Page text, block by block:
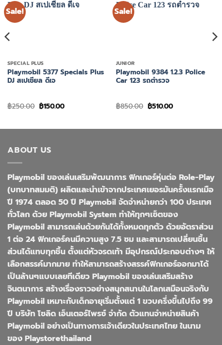
Sale!
SPECIAL PLUS
Playmobil 5377 Specials Plus
DJ สเปเชียล ดีเจ
฿250.00 Original
price
฿150.00Current
Sale!
JUNIOR
Playmobil 9384 1.2.3 Police
Car 123 รถตำรวจ
฿850.00 Original
price
฿510.00Current
ABOUT US
Playmobil ของเล่นเสริมพัฒนาการ ฟิกเกอร์หุ่นต่อ Role-Play
(บทบาทสมมติ) ผลิตและนำเข้าจากประเทศเยอรมันครั้งแรกเมือ
ปี 1974 ตลอด 50 ปี Playmobil จัดจำหน่ายกว่า 100 ประเทศ
ทั่วโลก ด้วย Playmobil System ทำให้ทุกๆเซ็ตของ
Playmobil สามารถเล่นด้วยกันได้ทั้งหมดทุกตัว ด้วยอัตราส่วน
1 ต่อ 24 ฟิกเกอร์คนมีความสูง 7.5 ซม และสามารถเปลี่ยนชิ้น
ส่วนได้แทบทุกชิ้น ตั้งแต่หัวจรดเท้า มีอุปกรณ์ประกอบต่างๆ ให้
เลือกสรรค์มากมาย ทำให้สามารถสร้างสรรค์ฟิกเกอร์ออกมาได้
เป็นล้านๆแบบเลยทีเดียว Playmobil ของเล่นเสริมสร้าง
จินตนาการ สร้างเรื่องราวอย่างสนุกสนานในโลกเสมือนจริงกับ
Playmobil เหมาะกับเด็กอายุเริ่มตั้งแต่ 1 ขวบครึ่งขึ้นไปถึง 99
ปี บริษัท โซลิด เอ็นเตอร์ไพรซ์ จำกัด ตัวแทนจำหน่ายสินค้า
Playmobil อย่างเป็นทางการเจ้าเดียวในประเทศไทย ในนาม
ของ Playstorethailand